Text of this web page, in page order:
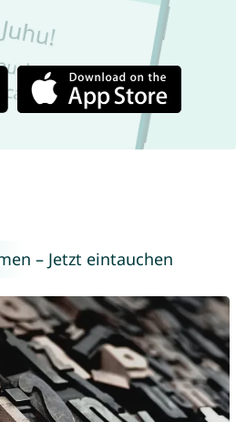
– Jetzt eintauchen